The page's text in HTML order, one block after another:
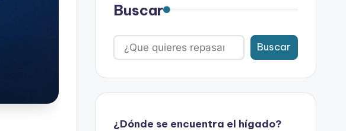
Buscar
Buscar
¿Dónde se encuentra el hígado?